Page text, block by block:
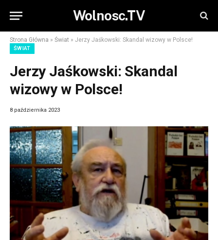
Wolnosc.TV
Strona Główna » Świat » Jerzy Jaśkowski: Skandal wizowy w Polsce!
ŚWIAT
Jerzy Jaśkowski: Skandal
wizowy w Polsce!
8 października 2023